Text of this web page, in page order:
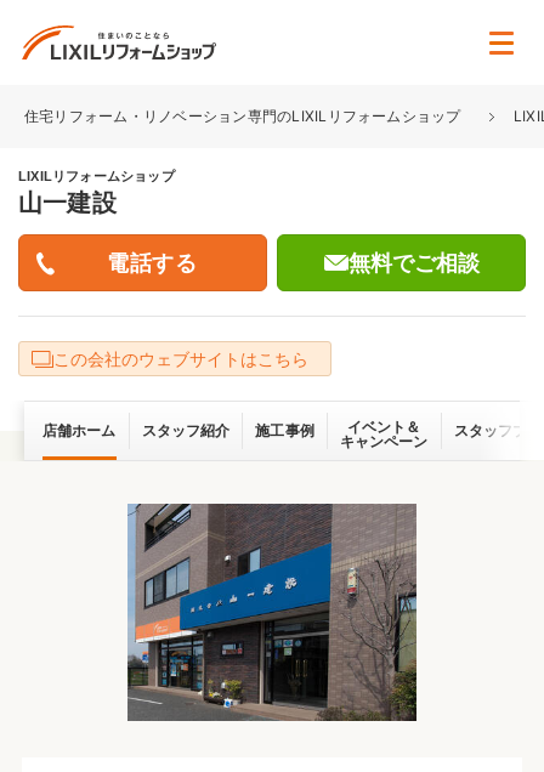
住宅リフォーム・リノベーション専門のLIXILリフォームショップ
LIXILリフォームショップ
山一建設
無料でご相談
この会社のウェブサイトはこちら
店舗ホーム スタッフ紹介 施工事例
イベント＆
キャンペーン
スタッフブ